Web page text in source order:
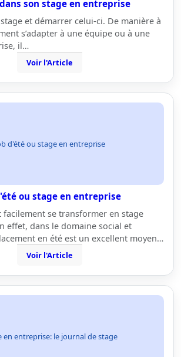
son stage en entreprise
et démarrer celui-ci. De manière à
s’adapter à une équipe ou à une
il…
Voir l'Article
d'été ou stage en entreprise
ou stage en entreprise
facilement se transformer en stage
effet, dans le domaine social et
en été est un excellent moyen…
Voir l'Article
en entreprise: le journal de stage